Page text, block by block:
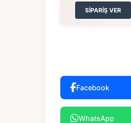
SİPARİŞ VER
Facebook
WhatsApp